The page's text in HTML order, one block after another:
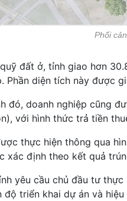
Phối
đất ở, tỉnh giao hơn
Phần diện tích này được
đó, doanh nghiệp cũng
với hình thức trả tiền
thực hiện thông qua
xác định theo kết quả
yêu cầu chủ đầu tư
độ triển khai dự án và